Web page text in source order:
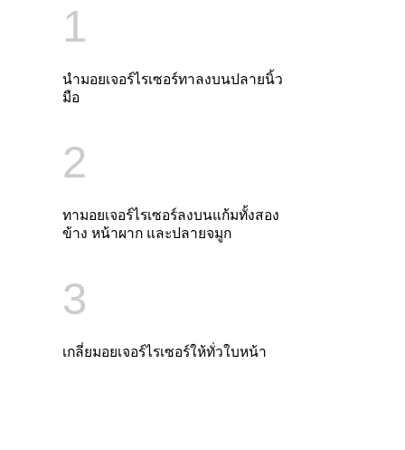
1
นำมอยเจอร์ไรเซอร์ทาลงบนปลายนิ้ว
มือ
2
ทามอยเจอร์ไรเซอร์ลงบนแก้มทั้งสอง
ข้าง หน้าผาก และปลายจมูก
3
เกลี่ยมอยเจอร์ไรเซอร์ให้ทั่วใบหน้า